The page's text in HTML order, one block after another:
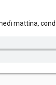
mattina,